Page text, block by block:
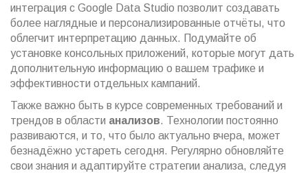
интеграция с Google Data Studio позволит создавать
более наглядные и персонализированные отчёты, что
облегчит интерпретацию данных. Подумайте об
установке консольных приложений, которые могут дать
дополнительную информацию о вашем трафике и
эффективности отдельных кампаний.
Также важно быть в курсе современных требований и
трендов в области анализов. Технологии постоянно
развиваются, и то, что было актуально вчера, может
безнадёжно устареть сегодня. Регулярно обновляйте
свои знания и адаптируйте стратегии анализа, следуя